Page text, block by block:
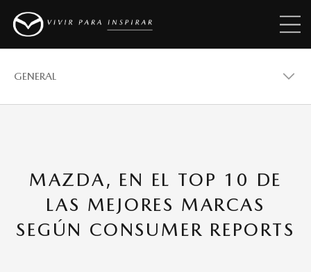
GENERAL
VEHÍCULOS
MAZDA, EN EL TOP 10 DE
LAS MEJORES MARCAS
SEGÚN CONSUMER REPORTS